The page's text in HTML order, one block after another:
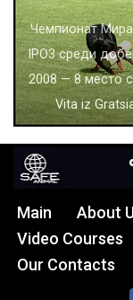
Чемпионат Мира
IPO3 среди
2008 — 8 место
Vita iz
Main About
Video Courses
Our Contacts